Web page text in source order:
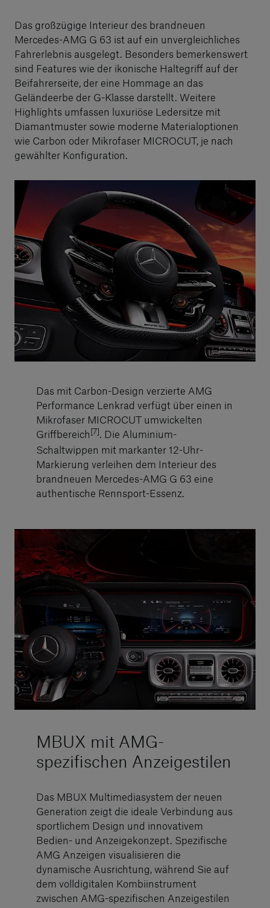
Das großzügige Interieur des brandneuen
Mercedes-AMG G 63 ist auf ein unvergleichliches
Fahrerlebnis ausgelegt. Besonders bemerkenswert
sind Features wie der ikonische Haltegriff auf der
Beifahrerseite, der eine Hommage an das
Geländeerbe der G-Klasse darstellt. Weitere
Highlights umfassen luxuriöse Ledersitze mit
Diamantmuster sowie moderne Materialoptionen
wie Carbon oder Mikrofaser MICROCUT, je nach
gewählter Konfiguration.
Das mit Carbon-Design verzierte AMG
Performance Lenkrad verfügt über einen in
Mikrofaser MICROCUT umwickelten
Griffbereich[7]
. Die Aluminium-
Schaltwippen mit markanter 12-Uhr-
Markierung verleihen dem Interieur des
brandneuen Mercedes-AMG G 63 eine
authentische Rennsport-Essenz.
MBUX mit AMG-
spezifischen Anzeigestilen
Das MBUX Multimediasystem der neuen
Generation zeigt die ideale Verbindung aus
sportlichem Design und innovativem
Bedien- und Anzeigekonzept. Spezifische
AMG Anzeigen visualisieren die
dynamische Ausrichtung, während Sie auf
dem volldigitalen Kombiinstrument
zwischen AMG-spezifischen Anzeigestilen